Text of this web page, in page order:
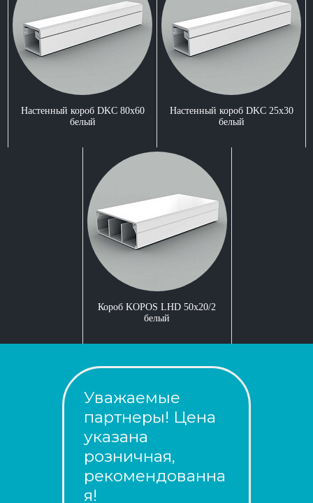
Настенный короб DKC 80x60
белый
Настенный короб DKC 25x30
белый
Короб KOPOS LHD 50x20/2
белый
Уважаемые
партнеры! Цена
указана
розничная,
рекомендованна
я!